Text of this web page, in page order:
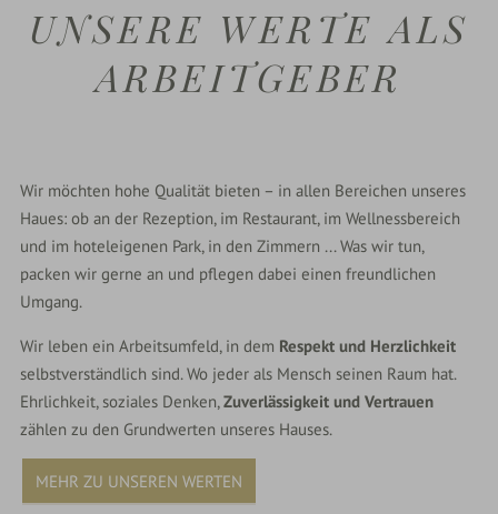
UNSERE WERTE ALS
ARBEITGEBER
Wir möchten hohe Qualität bieten – in allen Bereichen unseres
Haues: ob an der Rezeption, im Restaurant, im Wellnessbereich
und im hoteleigenen Park, in den Zimmern ... Was wir tun,
packen wir gerne an und pflegen dabei einen freundlichen
Umgang.
Wir leben ein Arbeitsumfeld, in dem Respekt und Herzlichkeit
selbstverständlich sind. Wo jeder als Mensch seinen Raum hat.
Ehrlichkeit, soziales Denken,Zuverlässigkeit und Vertrauen
zählen zu den Grundwerten unseres Hauses.
MEHR ZU UNSEREN WERTEN